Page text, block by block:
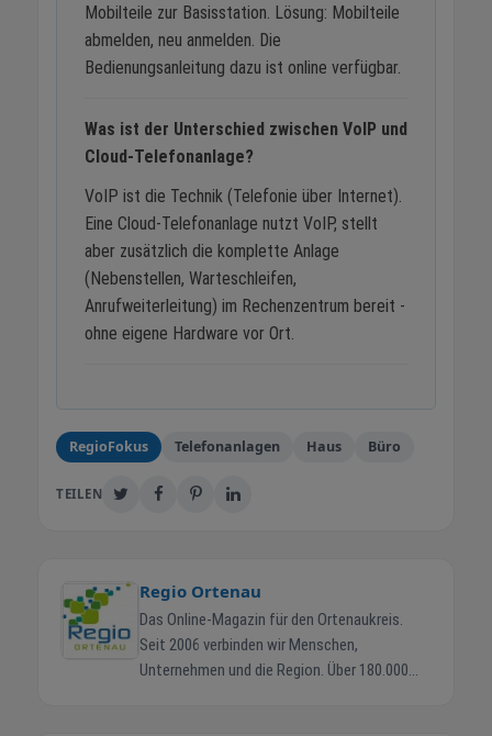
Mobilteile zur Basisstation. Lösung: Mobilteile
abmelden, neu anmelden. Die
Bedienungsanleitung dazu ist online verfügbar.
Was ist der Unterschied zwischen VoIP und
Cloud-Telefonanlage?
VoIP ist die Technik (Telefonie über Internet).
Eine Cloud-Telefonanlage nutzt VoIP, stellt
aber zusätzlich die komplette Anlage
(Nebenstellen, Warteschleifen,
Anrufweiterleitung) im Rechenzentrum bereit -
ohne eigene Hardware vor Ort.
RegioFokus Telefonanlagen Haus Büro
TEILEN
Regio Ortenau
Das Online-Magazin für den Ortenaukreis.
Seit 2006 verbinden wir Menschen,
Unternehmen und die Region. Über 180.000